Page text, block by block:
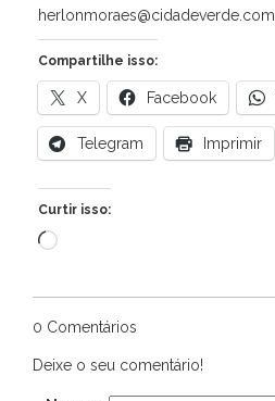
herlonmoraes@cidadeverde.com
Compartilhe isso:
X Facebook
Telegram Imprimir
Curtir isso:
Carregando...
0 Comentários
Deixe o seu comentário!